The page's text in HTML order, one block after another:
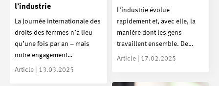
l’industrie
La Journée internationale des
droits des femmes n’a lieu
qu’une fois par an – mais
notre engagement…
Article | 13.03.2025
L’industrie évolue
rapidement et, avec elle, la
manière dont les gens
travaillent ensemble. De…
Article | 17.02.2025